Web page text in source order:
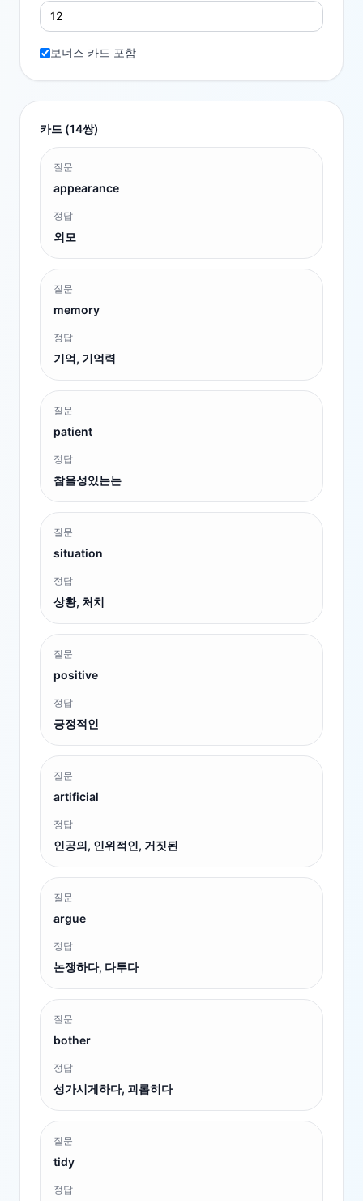
보너스 카드 포함
카드 (14쌍)
질문
appearance
정답
외모
질문
memory
정답
기억, 기억력
질문
patient
정답
참을성있는는
질문
situation
정답
상황, 처치
질문
positive
정답
긍정적인
질문
artificial
정답
인공의, 인위적인, 거짓된
질문
argue
정답
논쟁하다, 다투다
질문
bother
정답
성가시게하다, 괴롭히다
질문
tidy
정답